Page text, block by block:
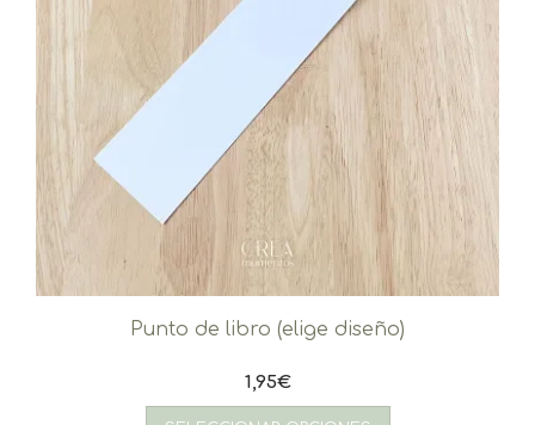
Punto de libro (elige diseño)
1,95€